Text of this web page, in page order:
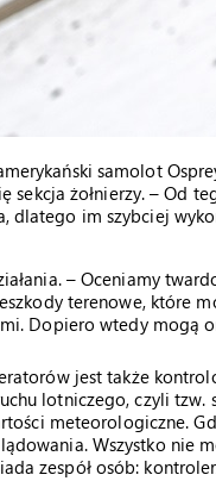
samolot
sekcja żołnierzy. – Od
dlatego im szybciej
– Oceniamy
terenowe, które
Dopiero wtedy mogą
jest także
lotniczego, czyli
meteorologiczne.
Wszystko nie
zespół osób: